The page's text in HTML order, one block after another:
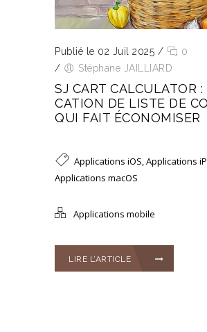
Publié le 02 Juil 2025 /
0
/
Stéphane JAILLIARD
SJ CART CALCULATOR :
CATION DE LISTE DE
QUI FAIT ÉCONOMISER
Applications iOS,Applications
Applications macOS
Applications mobile
LIRE L’ARTICLE